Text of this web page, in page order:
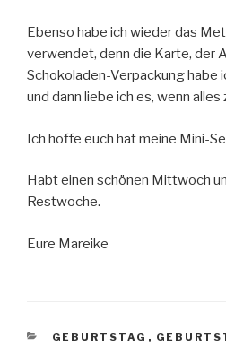
Ebenso habe ich wieder das
verwendet, denn die Karte, der
Schokoladen-Verpackung habe
und dann liebe ich es, wenn
Ich hoffe euch hat meine Mini-
Habt einen schönen Mittwoch
Restwoche.
Eure Mareike
KATEGORIEN
GEBURTSTAG ,